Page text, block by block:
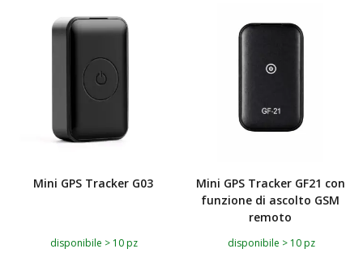
Mini GPS Tracker G03
disponibile > 10 pz
Mini GPS Tracker GF21 con
funzione di ascolto GSM
remoto
disponibile > 10 pz